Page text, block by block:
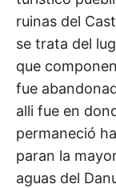
ruinas del
se trata del
que
fue
alli fue en
permaneció
paran la
aguas del